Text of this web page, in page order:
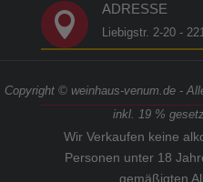

ADRESSE
Liebigstr. 2-20 -
Copyright © weinhaus-venum.de -
inkl. 19 %
Wir Verkaufen keine
Personen unter 18
gemäßigten